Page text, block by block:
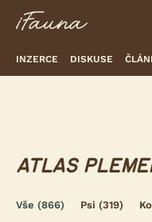
INZERCE DISKUSE
ATLAS
Vše (866) Psi (319)